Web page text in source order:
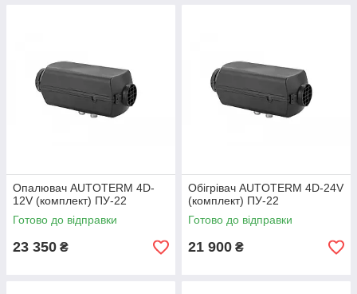
Опалювач AUTOTERM 4D-
12V (комплект) ПУ-22
Готово до відправки
23 350 ₴
Обігрівач AUTOTERM 4D-24V
(комплект) ПУ-22
Готово до відправки
21 900 ₴